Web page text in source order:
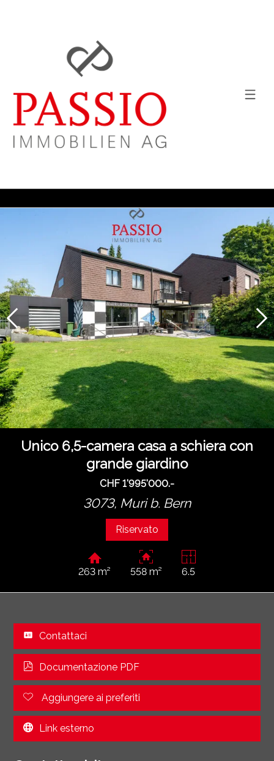
Unico 6,5-camera casa a schiera con
grande giardino
CHF 1'995'000.-
3073, Muri b. Bern
Riservato
263 m² 558 m² 6.5
Contattaci
Documentazione PDF
Aggiungere ai preferiti
Link esterno